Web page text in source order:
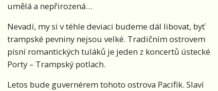
umělá a nepřirozená…
Nevadí, my si v téhle deviaci budeme dál libovat, byť
trampské pevniny nejsou velké. Tradičním ostrovem
písní romantických tuláků je jeden z koncertů ústecké
Porty – Trampský potlach.
Letos bude guvernérem tohoto ostrova Pacifik. Slaví